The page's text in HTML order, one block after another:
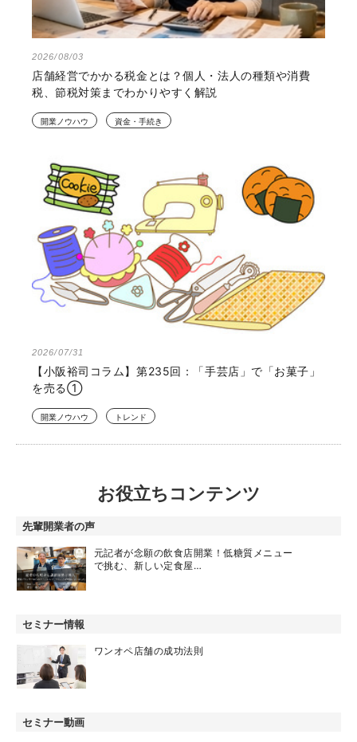
2026/08/03
店舗経営でかかる税金とは？個人・法人の種類や消費
税、節税対策までわかりやすく解説
開業ノウハウ 資金・手続き
2026/07/31
【小阪裕司コラム】第235回：「手芸店」で「お菓子」
を売る①
開業ノウハウ トレンド
お役立ちコンテンツ
先輩開業者の声
元記者が念願の飲食店開業！低糖質メニュー
で挑む、新しい定食屋…
セミナー情報
ワンオペ店舗の成功法則
セミナー動画